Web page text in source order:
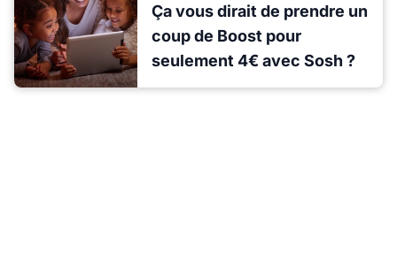
Ça vous dirait de prendre un
coup de Boost pour
seulement 4€ avec Sosh ?